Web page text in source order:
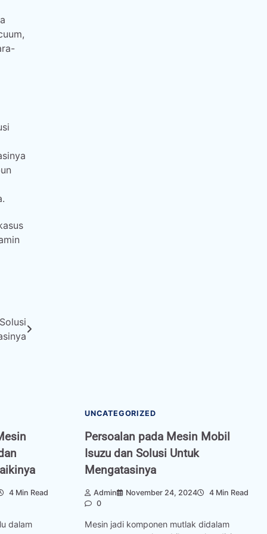
4 Min Read
dalam
UNCATEGORIZED
Persoalan pada Mesin Mobil
Isuzu dan Solusi Untuk
Mengatasinya
Admin November 24, 2024
4 Min Read
0
Mesin jadi komponen mutlak didalam